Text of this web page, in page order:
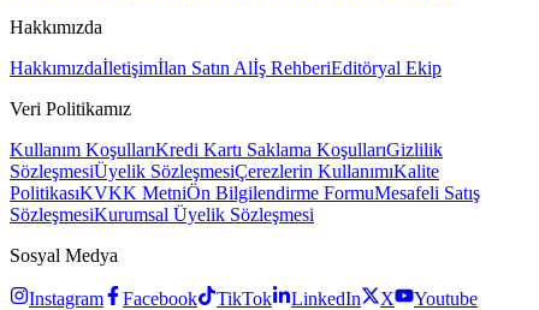
Hakkımızda
Hakkımızdaİletişimİlan Satın Alİş RehberiEditöryal Ekip
Veri Politikamız
Kullanım KoşullarıKredi Kartı Saklama KoşullarıGizlilik
SözleşmesiÜyelik SözleşmesiÇerezlerin KullanımıKalite
PolitikasıKVKK MetniÖn Bilgilendirme FormuMesafeli Satış
SözleşmesiKurumsal Üyelik Sözleşmesi
Sosyal Medya
Instagram Facebook TikTok LinkedIn X
Youtube